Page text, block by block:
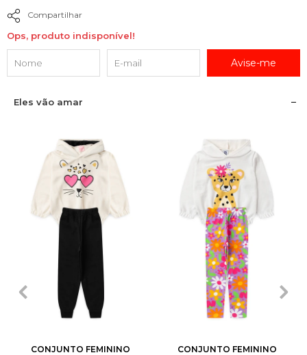
Compartilhar
Ops, produto indisponível!
Avise-me
Eles vão amar
3
CONJUNTO FEMININO
3
10
CONJUNTO FEMININO